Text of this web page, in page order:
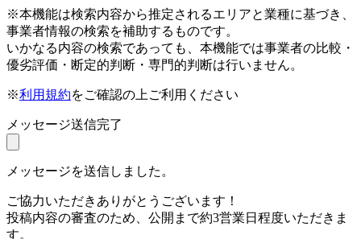
※本機能は検索内容から推定されるエリアと業種に基づき、
事業者情報の検索を補助するものです。
いかなる内容の検索であっても、本機能では事業者の比較・
優劣評価・断定的判断・専門的判断は行いません。
※利用規約をご確認の上ご利用ください
メッセージ送信完了
メッセージを送信しました。
ご協力いただきありがとうございます！
投稿内容の審査のため、公開まで約3営業日程度いただきま
す。